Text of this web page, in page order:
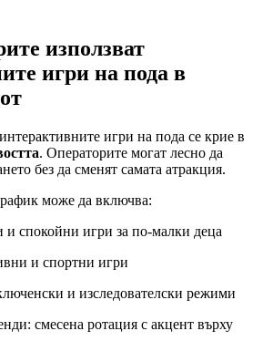
използват
игри на пода в
игри на пода се крие в
. Операторите могат лесно да
без да сменят самата атракция.
може да включва:
и спокойни игри за по-малки деца
и спортни игри
и изследователски режими
смесена ротация с акцент върху